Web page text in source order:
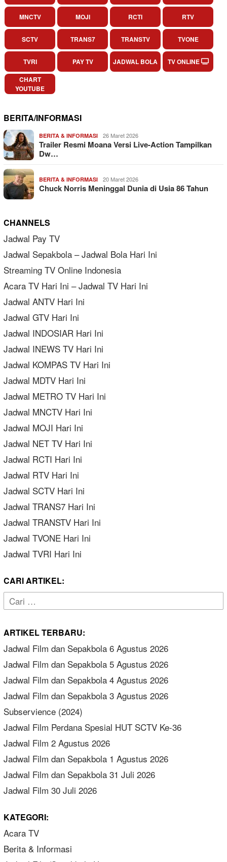
MNCTV MOJI RCTI RTV
SCTV TRANS7 TRANSTV TVONE
TVRI PAY TV JADWAL BOLA
TV ONLINE
CHART
YOUTUBE
BERITA/INFORMASI
BERITA & INFORMASI 26 Maret 2026
Trailer Resmi Moana Versi Live-Action Tampilkan
Dw…
BERITA & INFORMASI 20 Maret 2026
Chuck Norris Meninggal Dunia di Usia 86 Tahun
CHANNELS
Jadwal Pay TV
Jadwal Sepakbola – Jadwal Bola Hari Ini
Streaming TV Online Indonesia
Acara TV Hari Ini – Jadwal TV Hari Ini
Jadwal ANTV Hari Ini
Jadwal GTV Hari Ini
Jadwal INDOSIAR Hari Ini
Jadwal INEWS TV Hari Ini
Jadwal KOMPAS TV Hari Ini
Jadwal MDTV Hari Ini
Jadwal METRO TV Hari Ini
Jadwal MNCTV Hari Ini
Jadwal MOJI Hari Ini
Jadwal NET TV Hari Ini
Jadwal RCTI Hari Ini
Jadwal RTV Hari Ini
Jadwal SCTV Hari Ini
Jadwal TRANS7 Hari Ini
Jadwal TRANSTV Hari Ini
Jadwal TVONE Hari Ini
Jadwal TVRI Hari Ini
CARI ARTIKEL:
Cari
untuk:
ARTIKEL TERBARU:
Jadwal Film dan Sepakbola 6 Agustus 2026
Jadwal Film dan Sepakbola 5 Agustus 2026
Jadwal Film dan Sepakbola 4 Agustus 2026
Jadwal Film dan Sepakbola 3 Agustus 2026
Subservience (2024)
Jadwal Film Perdana Spesial HUT SCTV Ke-36
Jadwal Film 2 Agustus 2026
Jadwal Film dan Sepakbola 1 Agustus 2026
Jadwal Film dan Sepakbola 31 Juli 2026
Jadwal Film 30 Juli 2026
KATEGORI:
Acara TV
Berita & Informasi